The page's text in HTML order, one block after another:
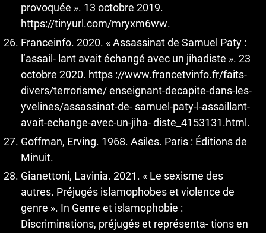
provoquée ». 13 octobre 2019.
https://tinyurl.com/mryxm6ww.
Franceinfo. 2020. « Assassinat de Samuel Paty :
l’assail- lant avait échangé avec un jihadiste ». 23
octobre 2020. https ://www.francetvinfo.fr/faits-
divers/terrorisme/ enseignant-decapite-dans-les-
yvelines/assassinat-de- samuel-paty-l-assaillant-
avait-echange-avec-un-jiha- diste_4153131.html.
Goffman, Erving. 1968. Asiles. Paris : Éditions de
Minuit.
Gianettoni, Lavinia. 2021. « Le sexisme des
autres. Préjugés islamophobes et violence de
genre ». In Genre et islamophobie :
Discriminations, préjugés et représenta- tions en